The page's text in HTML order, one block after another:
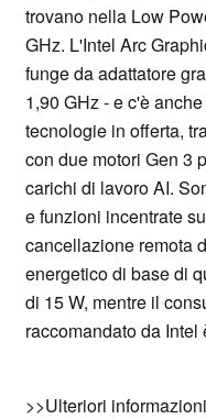
trovano nella Low
GHz. L'Intel Arc
funge da adattatore
1,90 GHz - e c'è
tecnologie in offerta,
con due motori Gen 3
carichi di lavoro AI.
e funzioni incentrate
cancellazione remota
energetico di base di
di 15 W, mentre il
raccomandato da Intel
>>Ulteriori